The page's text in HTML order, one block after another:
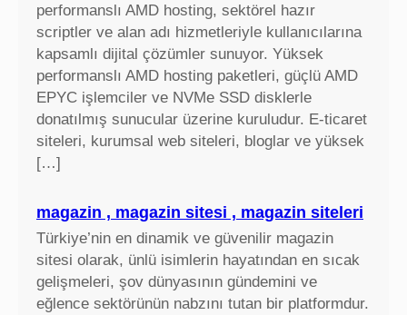
performanslı AMD hosting, sektörel hazır
scriptler ve alan adı hizmetleriyle kullanıcılarına
kapsamlı dijital çözümler sunuyor. Yüksek
performanslı AMD hosting paketleri, güçlü AMD
EPYC işlemciler ve NVMe SSD disklerle
donatılmış sunucular üzerine kuruludur. E-ticaret
siteleri, kurumsal web siteleri, bloglar ve yüksek
[…]
magazin , magazin sitesi , magazin siteleri
Türkiye’nin en dinamik ve güvenilir magazin
sitesi olarak, ünlü isimlerin hayatından en sıcak
gelişmeleri, şov dünyasının gündemini ve
eğlence sektörünün nabzını tutan bir platformdur.